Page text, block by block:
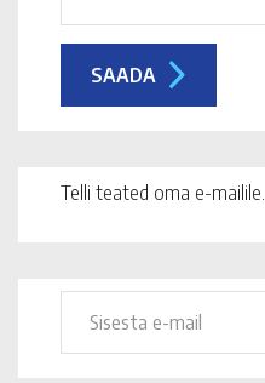
Telli teated oma e-mailile.